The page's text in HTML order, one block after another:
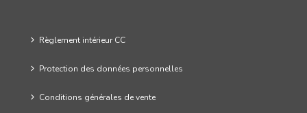
Règlement intérieur CC
Protection des données personnelles
Conditions générales de vente